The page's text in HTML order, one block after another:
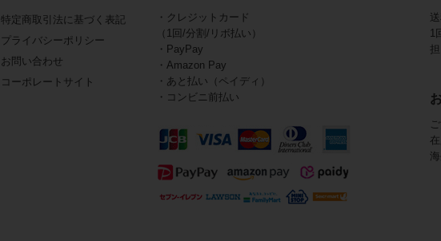
特定商取引法に基づく表記
プライバシーポリシー
お問い合わせ
コーポレートサイト
・クレジットカード
（1回/分割/リボ払い）
・PayPay
・Amazon Pay
・あと払い（ペイディ）
・コンビニ前払い
1